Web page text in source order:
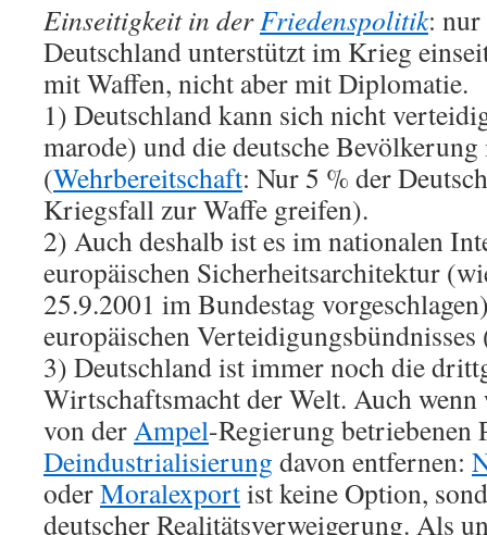
Einseitigkeit in derFriedenspolitik: nur
Deutschland unterstützt im Krieg
mit Waffen, nicht aber mit Diplomatie.
1) Deutschland kann sich nicht
marode) und die deutsche
(Wehrbereitschaft: Nur 5 % der
Kriegsfall zur Waffe greifen).
2) Auch deshalb ist es im nationalen
europäischen Sicherheitsarchitektur
25.9.2001 im Bundestag
europäischen Verteidigungsbündnisses
3) Deutschland ist immer noch die
Wirtschaftsmacht der Welt. Auch
von derAmpel-Regierung betriebenen
Deindustrialisierung davon entfernen:
oderMoralexportist keine Option,
deutscher Realitätsverweigerung. Als